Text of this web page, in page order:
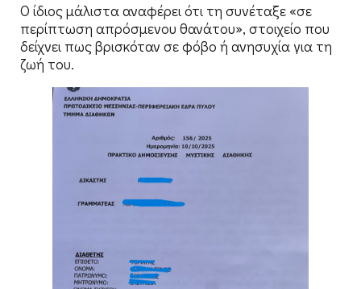
Ο ίδιος μάλιστα αναφέρει ότι τη συνέταξε «σε
περίπτωση απρόσμενου θανάτου», στοιχείο που
δείχνει πως βρισκόταν σε φόβο ή ανησυχία για τη
ζωή του.